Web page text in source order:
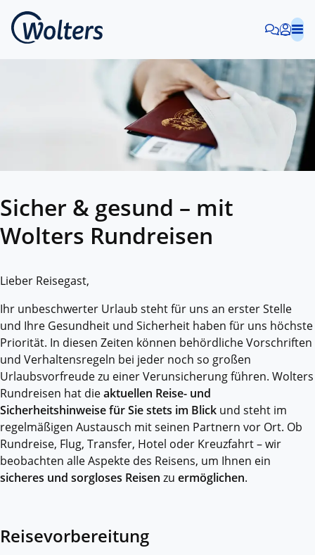
Sicher & gesund – mit
Wolters Rundreisen
Lieber Reisegast,
Ihr unbeschwerter Urlaub steht für uns an erster Stelle
und Ihre Gesundheit und Sicherheit haben für uns höchste
Priorität. In diesen Zeiten können behördliche Vorschriften
und Verhaltensregeln bei jeder noch so großen
Urlaubsvorfreude zu einer Verunsicherung führen. Wolters
Rundreisen hat dieaktuellen Reise- und
Sicherheitshinweise für Sie stets im Blick und steht im
regelmäßigen Austausch mit seinen Partnern vor Ort. Ob
Rundreise, Flug, Transfer, Hotel oder Kreuzfahrt – wir
beobachten alle Aspekte des Reisens, um Ihnen ein
sicheres und sorgloses Reisen zu ermöglichen.
Reisevorbereitung